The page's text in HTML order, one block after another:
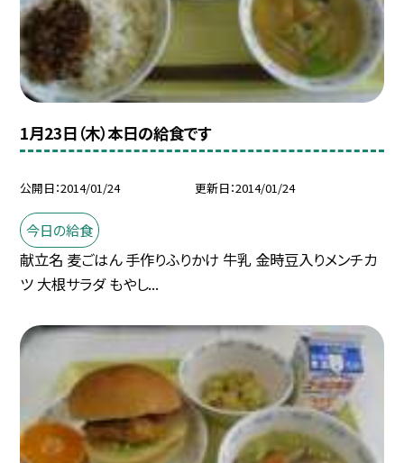
1月23日（木）本日の給食です
公開日 2014/01/24 更新日 2014/01/24
今日の給食
献立名 麦ごはん 手作りふりかけ 牛乳 金時豆入りメンチカ
ツ 大根サラダ もやし...